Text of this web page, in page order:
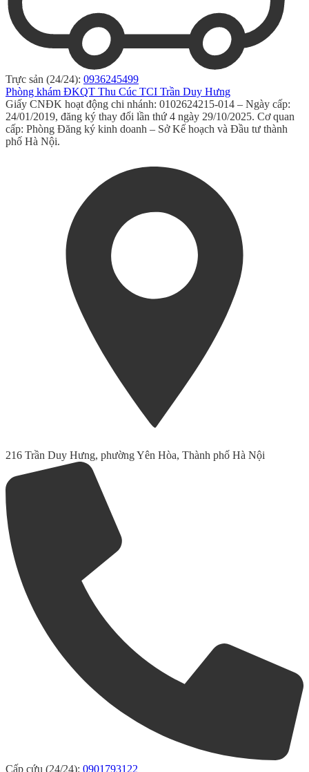
Trực sản (24/24): 0936245499
Phòng khám ĐKQT Thu Cúc TCI Trần Duy Hưng
Giấy CNĐK hoạt động chi nhánh: 0102624215-014 – Ngày cấp:
24/01/2019, đăng ký thay đổi lần thứ 4 ngày 29/10/2025. Cơ quan
cấp: Phòng Đăng ký kinh doanh – Sở Kế hoạch và Đầu tư thành
phố Hà Nội.
216 Trần Duy Hưng, phường Yên Hòa, Thành phố Hà Nội
Cấp cứu (24/24): 0901793122